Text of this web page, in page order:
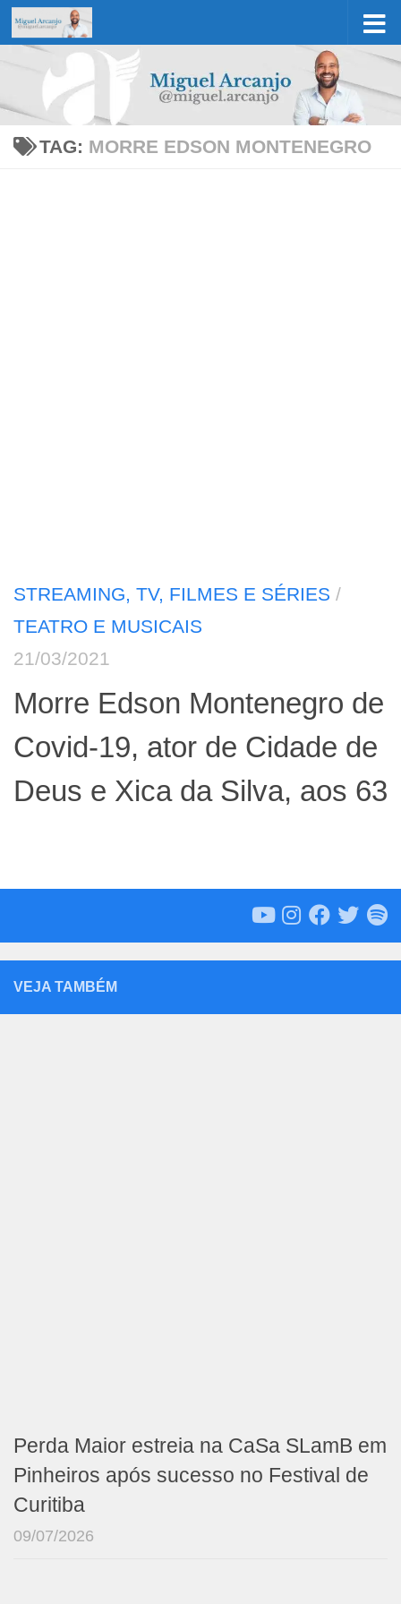
Skip to content
TAG: MORRE EDSON MONTENEGRO
STREAMING, TV, FILMES E SÉRIES /
TEATRO E MUSICAIS
21/03/2021
Morre Edson Montenegro de
Covid-19, ator de Cidade de
Deus e Xica da Silva, aos 63
VEJA TAMBÉM
Perda Maior estreia na CaSa SLamB em
Pinheiros após sucesso no Festival de
Curitiba
09/07/2026